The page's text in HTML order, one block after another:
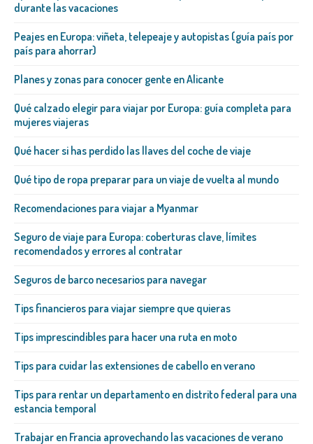
durante las vacaciones
Peajes en Europa: viñeta, telepeaje y autopistas (guía país por
país para ahorrar)
Planes y zonas para conocer gente en Alicante
Qué calzado elegir para viajar por Europa: guía completa para
mujeres viajeras
Qué hacer si has perdido las llaves del coche de viaje
Qué tipo de ropa preparar para un viaje de vuelta al mundo
Recomendaciones para viajar a Myanmar
Seguro de viaje para Europa: coberturas clave, límites
recomendados y errores al contratar
Seguros de barco necesarios para navegar
Tips financieros para viajar siempre que quieras
Tips imprescindibles para hacer una ruta en moto
Tips para cuidar las extensiones de cabello en verano
Tips para rentar un departamento en distrito federal para una
estancia temporal
Trabajar en Francia aprovechando las vacaciones de verano